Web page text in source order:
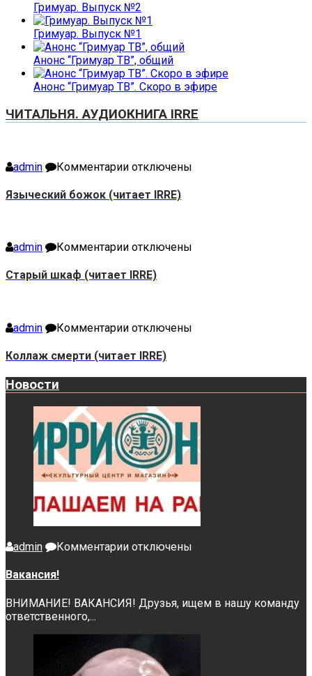
Гримуар. Выпуск №2
Гримуар. Выпуск №1
Анонс “Гримуар ТВ”, общий
Анонс “Гримуар ТВ”. Скоро в эфире
ЧИТАЛЬНЯ. АУДИОКНИГА IRRE
admin Комментариик
Языческий
отключены
Языческий божок (читает IRRE)
admin Комментариик
Старый
отключены
Старый шкаф (читает IRRE)
admin Комментариик
Коллаж
смерти
(читает
IRRE)
отключены
Коллаж смерти (читает IRRE)
Новости
admin Комментариикотключены
Вакансия!
ВНИМАНИЕ! ВАКАНСИЯ! Друзья, ищем в нашу команду
ответственного,...